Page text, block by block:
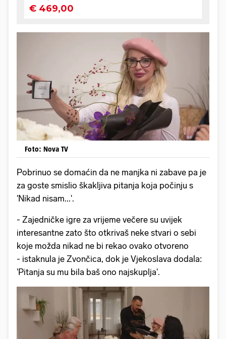
Foto: Nova TV
Pobrinuo se domaćin da ne manjka ni zabave pa je
za goste smislio škakljiva pitanja koja počinju s
'Nikad nisam...'.
- Zajedničke igre za vrijeme večere su uvijek
interesantne zato što otkrivaš neke stvari o sebi
koje možda nikad ne bi rekao ovako otvoreno
- istaknula je Zvončica, dok je Vjekoslava dodala:
'Pitanja su mu bila baš ono najskuplja'.